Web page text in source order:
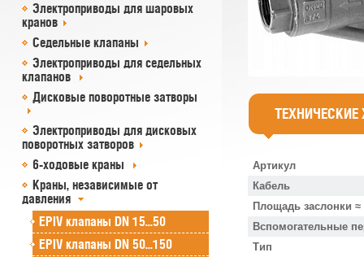
Электроприводы для шаровых
кранов
Седельные клапаны
Электроприводы для седельных
клапанов
Дисковые поворотные затворы
Электроприводы для дисковых
поворотных затворов
6-ходовые краны
Краны, независимые от
давления
EPIV клапаны DN 15...50
EPIV клапаны DN 50...150
Артикул
Кабель
Площадь заслонки ≈
Вспомогательные
Тип